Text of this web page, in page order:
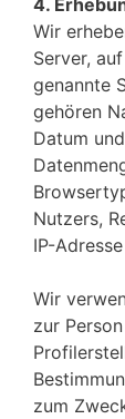
4.
Wir
Server,
genannte
gehören
Datum
Nutzers,
IP-
Wir
zur
zum